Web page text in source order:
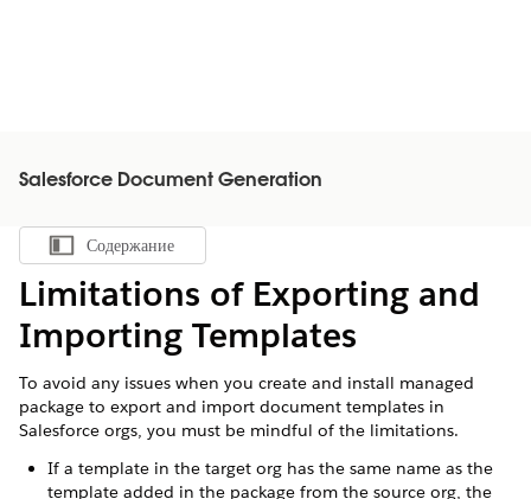
Salesforce Document Generation
Показать содержание
Содержание
Limitations of Exporting and
Importing Templates
To avoid any issues when you create and install managed
package to export and import document templates in
Salesforce orgs, you must be mindful of the limitations.
If a template in the target org has the same name as the
template added in the package from the source org, the